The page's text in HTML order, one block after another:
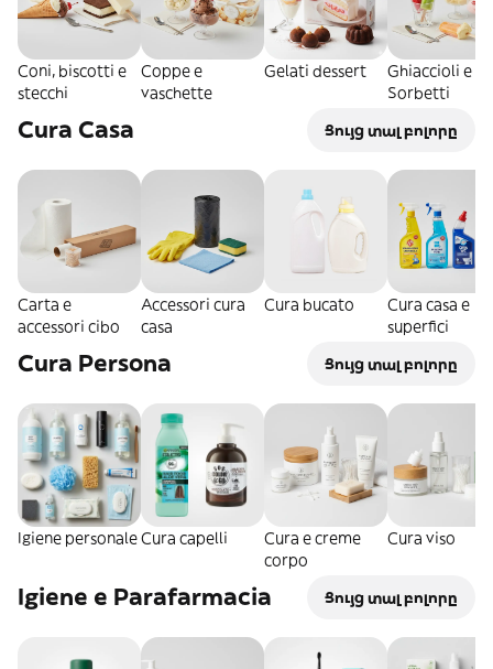
Coni, biscotti e
stecchi
Coppe e
vaschette
Gelati dessert
Ghiaccioli e
Sorbetti
Cura Casa Ցույց տալ բոլորը
Carta e
accessori cibo
Accessori cura
casa
Cura bucato
Cura casa e
superfici
Cura Persona Ցույց տալ բոլորը
Igiene personaleCura capelli
Cura e creme
corpo
Cura viso
Igiene e Parafarmacia Ցույց տալ բոլորը